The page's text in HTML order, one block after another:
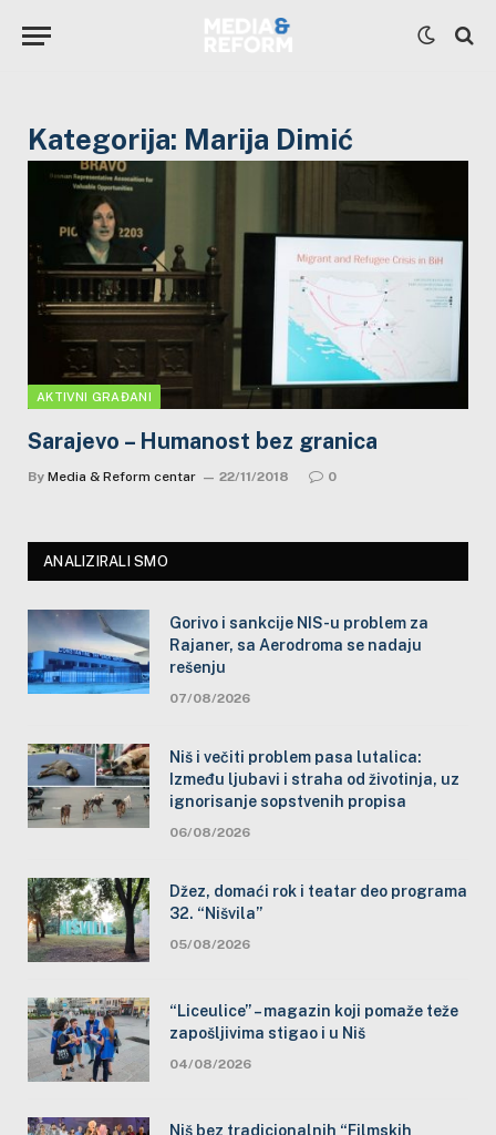
Kategorija: Marija Dimić
AKTIVNI GRAĐANI
Sarajevo – Humanost bez granica
By Media & Reform centar 22/11/2018 0
ANALIZIRALI SMO
Gorivo i sankcije NIS-u problem za
Rajaner, sa Aerodroma se nadaju
rešenju
07/08/2026
Niš i večiti problem pasa lutalica:
Između ljubavi i straha od životinja, uz
ignorisanje sopstvenih propisa
06/08/2026
Džez, domaći rok i teatar deo programa
32. “Nišvila”
05/08/2026
“Liceulice” – magazin koji pomaže teže
zapošljivima stigao i u Niš
04/08/2026
Niš bez tradicionalnih “Filmskih